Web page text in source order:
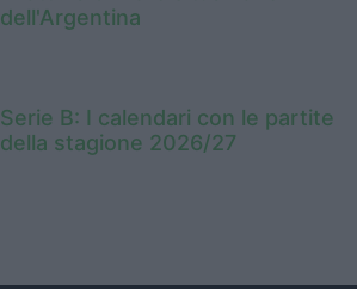
dell'Argentina
Serie B: I calendari con le partite
della stagione 2026/27